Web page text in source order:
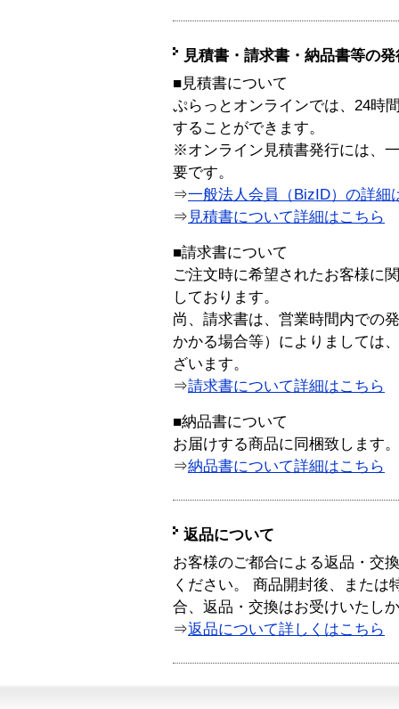
見積書・請求書・納品書等の
■見積書について
ぷらっとオンラインでは、24時
することができます。
※オンライン見積書発行には、
要です。
⇒一般法人会員（BizID）の詳細
⇒ 見積書について詳細はこちら
■請求書について
ご注文時に希望されたお客様に
しております。
尚、請求書は、営業時間内での
かかる場合等）によりましては
ざいます。
⇒請求書について詳細はこちら
■納品書について
お届けする商品に同梱致します。
⇒納品書について詳細はこちら
返品について
お客様のご都合による返品・交
ください。 商品開封後、または
合、返品・交換はお受けいたし
⇒返品について詳しくはこちら